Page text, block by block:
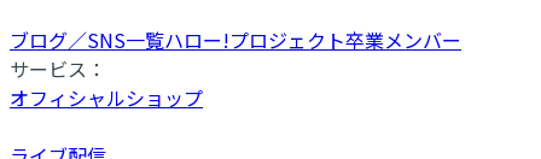
ブログ／SNS一覧ハロー!プロジェクト卒業メンバー
サービス：
オフィシャルショップ